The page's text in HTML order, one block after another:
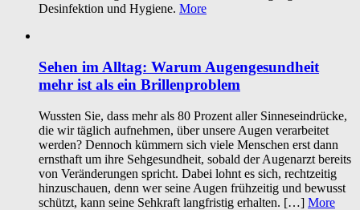
Desinfektion und Hygiene. More
Sehen im Alltag: Warum Augengesundheit
mehr ist als ein Brillenproblem
Wussten Sie, dass mehr als 80 Prozent aller Sinneseindrücke,
die wir täglich aufnehmen, über unsere Augen verarbeitet
werden? Dennoch kümmern sich viele Menschen erst dann
ernsthaft um ihre Sehgesundheit, sobald der Augenarzt bereits
von Veränderungen spricht. Dabei lohnt es sich, rechtzeitig
hinzuschauen, denn wer seine Augen frühzeitig und bewusst
schützt, kann seine Sehkraft langfristig erhalten. […] More